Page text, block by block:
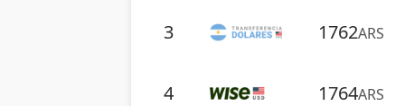
3 1762ARS
4 1764ARS